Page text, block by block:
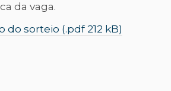
da vaga.
do sorteio (.pdf 212 kB)